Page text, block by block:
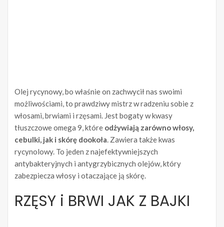
Olej rycynowy, bo właśnie on zachwycił nas swoimi
możliwościami, to prawdziwy mistrz w radzeniu sobie z
włosami, brwiami i rzęsami. Jest bogaty w kwasy
tłuszczowe omega 9, które odżywiają zarówno włosy,
cebulki, jak i skórę dookoła. Zawiera także kwas
rycynolowy. To jeden z najefektywniejszych
antybakteryjnych i antygrzybicznych olejów, który
zabezpiecza włosy i otaczające ją skórę.
RZĘSY i BRWI JAK Z BAJKI